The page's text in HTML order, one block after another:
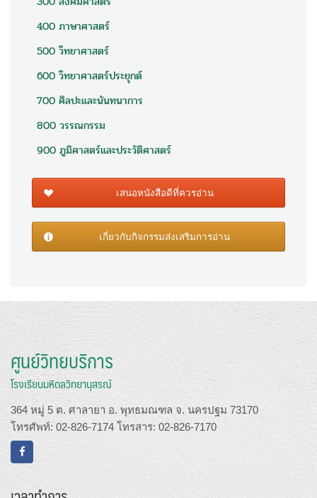
400 ภาษาศาสตร์
500 วิทยาศาสตร์
600 วิทยาศาสตร์ประยุกต์
700 ศิลปะและนันทนาการ
800 วรรณกรรม
900 ภูมิศาสตร์และประวัติศาสตร์
เสนอหนังสือดีที่ควรอ่าน
เกี่ยวกับกิจกรรมส่งเสริมการอ่าน
ศูนย์วิทยบริการ
โรงเรียนมหิดลวิทยานุสรณ์
364 หมู่ 5 ต. ศาลายา อ. พุทธมณฑล จ. นครปฐม 73170
โทรศัพท์: 02-826-7174 โทรสาร: 02-826-7170